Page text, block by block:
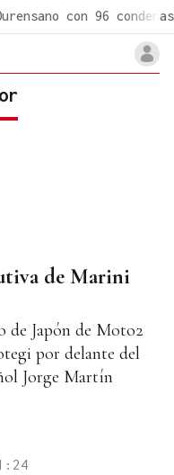
con 96 condenas
de Marini
de Japón de Moto2
por delante del
Jorge Martín